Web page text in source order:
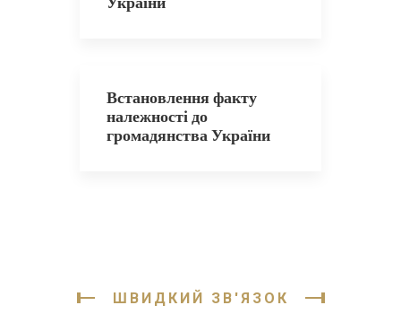
Встановлення факту
належності до
громадянства України
ШВИДКИЙ ЗВ'ЯЗОК